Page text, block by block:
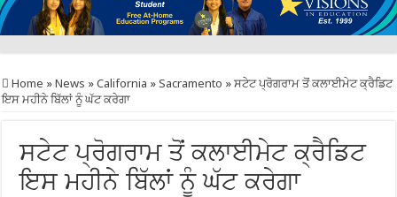
Home »News »California »Sacramento »ਸਟੇਟ ਪ੍ਰੋਗਰਾਮ ਤੋਂ ਕਲਾਈਮੇਟ ਕ੍ਰੈਡਿਟ
ਇਸ ਮਹੀਨੇ ਬਿੱਲਾਂ ਨੂੰ ਘੱਟ ਕਰੇਗਾ
ਸਟੇਟ ਪ੍ਰੋਗਰਾਮ ਤੋਂ ਕਲਾਈਮੇਟ ਕ੍ਰੈਡਿਟ
ਇਸ ਮਹੀਨੇ ਬਿੱਲਾਂ ਨੂੰ ਘੱਟ ਕਰੇਗਾ